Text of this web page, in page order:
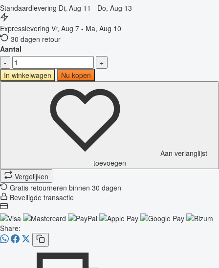
Standaardlevering Di, Aug 11 - Do, Aug 13
Expresslevering Vr, Aug 7 - Ma, Aug 10
30 dagen retour
Aantal
-
+
In winkelwagen
Nu kopen
Aan verlanglijst
toevoegen
Vergelijken
Gratis retourneren binnen 30 dagen
Beveiligde transactie
Share: